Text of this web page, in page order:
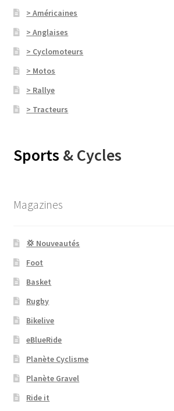
> Américaines
> Anglaises
> Cyclomoteurs
> Motos
> Rallye
> Tracteurs
Sports & Cycles
Magazines
💢 Nouveautés
Foot
Basket
Rugby
Bikelive
eBlueRide
Planète Cyclisme
Planète Gravel
Ride it